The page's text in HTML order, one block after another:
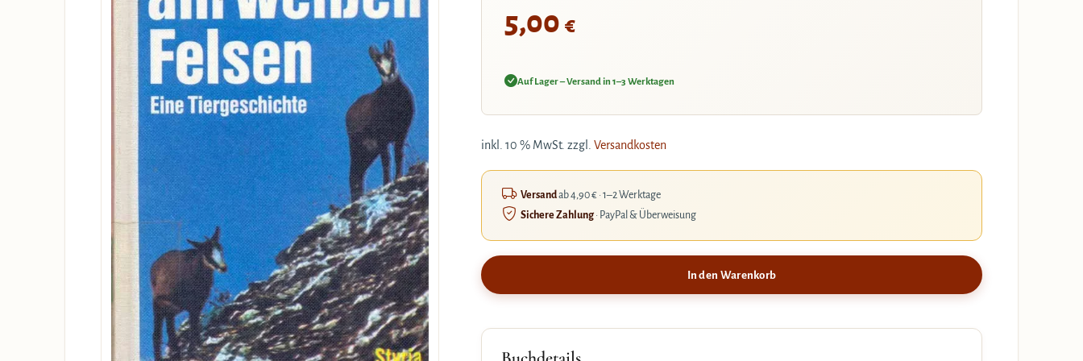
5,00 €
Auf Lager – Versand in 1–3 Werktagen
inkl. 10 % MwSt. zzgl. Versandkosten
Versandab 4,90 € · 1–2 Werktage
Sichere Zahlung· PayPal & Überweisung
In den Warenkorb